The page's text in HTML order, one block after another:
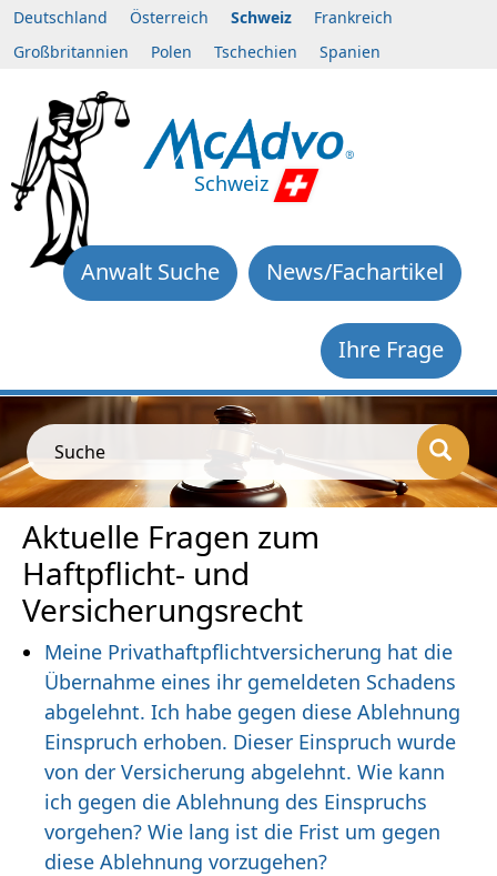
Deutschland Österreich Schweiz
Frankreich
Großbritannien
Polen Tschechien Spanien
Schweiz
News/Fachartikel
Anwalt Suche
Ihre Frage
Suche
Aktuelle Fragen zum
Haftpflicht- und
Versicherungsrecht
Meine Privathaftpflichtversicherung hat die
Übernahme eines ihr gemeldeten Schadens
abgelehnt. Ich habe gegen diese Ablehnung
Einspruch erhoben. Dieser Einspruch wurde
von der Versicherung abgelehnt. Wie kann
ich gegen die Ablehnung des Einspruchs
vorgehen? Wie lang ist die Frist um gegen
diese Ablehnung vorzugehen?